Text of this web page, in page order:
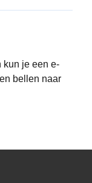
kun je een e-
bellen naar